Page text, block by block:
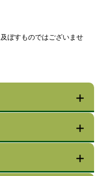
ぼすものではございませ